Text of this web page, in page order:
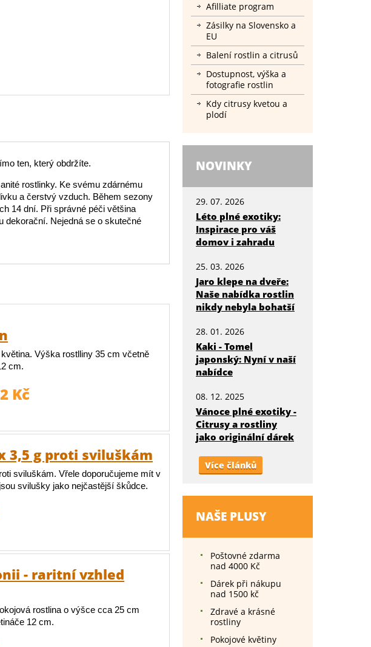
ten, který obdržíte.
rostlinky. Ke svému zdárnému
a čerstvý vzduch. Během sezony
14 dní. Při správné péči většina
dekorační. Nejedná se o skutečné
Výška rostlliny 35 cm včetně
cm.
Kč
3,5 g proti sviluškám
sviluškám. Vřele doporučujeme mít v
svilušky jako nejčastější škůdce.
- raritní vzhled
rostlina o výšce cca 25 cm
12 cm.
Afilliate program
Zásilky na Slovensko a
EU
Balení rostlin a citrusů
Dostupnost, výška a
fotografie rostlin
Kdy citrusy kvetou a
plodí
NOVINKY
29. 07. 2026
Léto plné exotiky:
Inspirace pro váš
domov i zahradu
25. 03. 2026
Jaro klepe na dveře:
Naše nabídka rostlin
nikdy nebyla bohatší
28. 01. 2026
Kaki - Tomel
japonský: Nyní v naší
nabídce
08. 12. 2025
Vánoce plné exotiky -
Citrusy a rostliny
jako originální dárek
Více článků
NAŠE PLUSY
Poštovné zdarma
nad 4000 Kč
Dárek při nákupu
nad 1500 kč
Zdravé a krásné
rostliny
Pokojové květiny